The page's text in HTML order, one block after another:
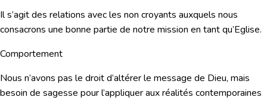
Il s’agit des relations avec les non croyants auxquels nous
consacrons une bonne partie de notre mission en tant qu’Eglise.
Comportement
Nous n’avons pas le droit d’altérer le message de Dieu, mais
besoin de sagesse pour l’appliquer aux réalités contemporaines